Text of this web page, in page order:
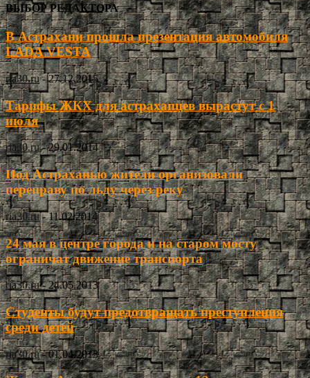
ВЫБОР РЕДАКТОРА
В Астрахани прошла презентация автомобиля
LADA VESTA
ria30.ru - 27.12.2015
Тарифы ЖКХ для астраханцев вырастут с 1
июля
ria30.ru - 29.01.2014
Под Астраханью жители организовали
переправу по льду через реку
ria30.ru - 11.02.2014
24 мая в центре города и на старом мосту
ограничат движение транспорта
ria30.ru - 24.05.2013
Студенты будут предотвращать преступления
среди детей
ria30.ru - 01.04.2013